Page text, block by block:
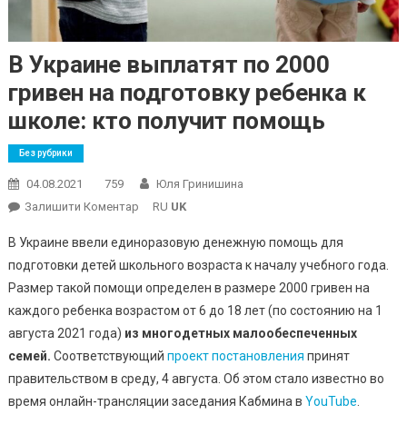
В Украине выплатят по 2000
гривен на подготовку ребенка к
школе: кто получит помощь
Без рубрики
04.08.2021 759
Юля Гринишина
Залишити КоментарOn
Украине
Выплатят
По
2000
Гривен
На
Подготовку
RU UK
В Украине ввели единоразовую денежную помощь для
подготовки детей школьного возраста к началу учебного года.
Размер такой помощи определен в размере 2000 гривен на
каждого ребенка возрастом от 6 до 18 лет (по состоянию на 1
августа 2021 года) из многодетных малообеспеченных
семей. Соответствующий проект постановления принят
правительством в среду, 4 августа. Об этом стало известно во
время онлайн-трансляции заседания Кабмина в YouTube.